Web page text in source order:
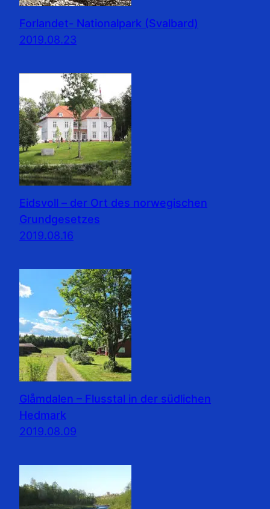
Forlandet- Nationalpark (Svalbard)
2019.08.23
Eidsvoll – der Ort des norwegischen
Grundgesetzes
2019.08.16
Glåmdalen – Flusstal in der südlichen
Hedmark
2019.08.09